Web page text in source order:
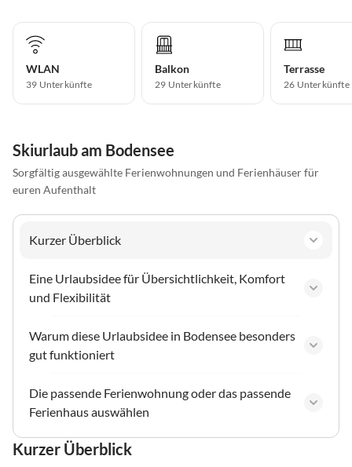
WLAN
39 Unterkünfte
Balkon
29 Unterkünfte
Terrasse
26 Unterkünfte
Skiurlaub am Bodensee
Sorgfältig ausgewählte Ferienwohnungen und Ferienhäuser für
euren Aufenthalt
Kurzer Überblick
Eine Urlaubsidee für Übersichtlichkeit, Komfort
und Flexibilität
Warum diese Urlaubsidee in Bodensee besonders
gut funktioniert
Die passende Ferienwohnung oder das passende
Ferienhaus auswählen
Kurzer Überblick